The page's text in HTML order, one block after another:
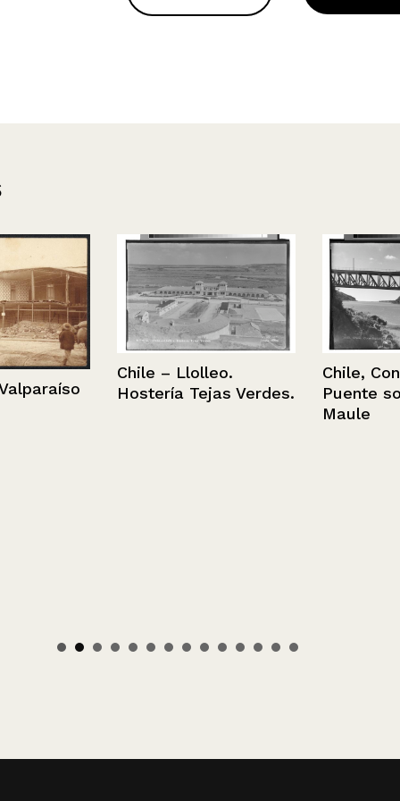
Chile – Llolleo.
Hostería Tejas Verdes.
Chile,
Puente
Maule